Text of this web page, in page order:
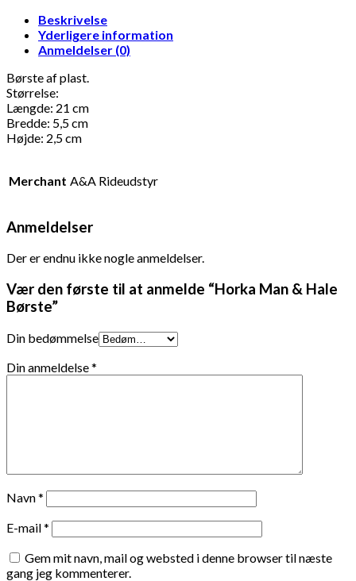
Beskrivelse
Yderligere information
Anmeldelser (0)
Børste af plast.
Størrelse:
Længde: 21 cm
Bredde: 5,5 cm
Højde: 2,5 cm
Merchant A&A Rideudstyr
Anmeldelser
Der er endnu ikke nogle anmeldelser.
Vær den første til at anmelde “Horka Man & Hale
Børste”
Din bedømmelse
Din anmeldelse*
Navn*
E-mail*
Gem mit navn, mail og websted i denne browser til næste
gang jeg kommenterer.